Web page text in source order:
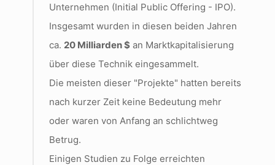
Unternehmen (Initial Public Offering - IPO).
Insgesamt wurden in diesen beiden Jahren
ca. 20 Milliarden $ an Marktkapitalisierung
über diese Technik eingesammelt.
Die meisten dieser "Projekte" hatten bereits
nach kurzer Zeit keine Bedeutung mehr
oder waren von Anfang an schlichtweg
Betrug.
Einigen Studien zu Folge erreichten